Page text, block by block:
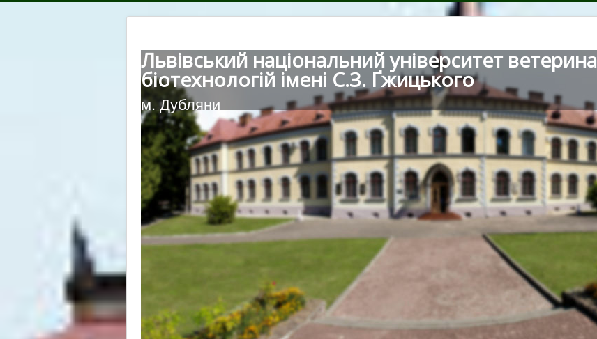
Львівський національний університет
біотехнологій імені С.З. Ґжицького
м. Дубляни